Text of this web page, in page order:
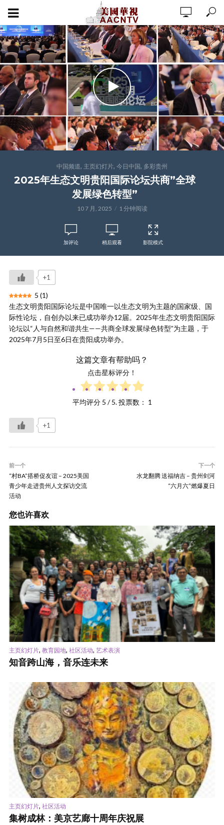
中国频道, 主页幻灯片, 今日中国, 多彩贵州
2025年生态文明贵阳国际论坛共商”全球
发展绿色转型”
10 7 月, 2025 1 分钟阅读
加评论 稍后观看 影院模式
+1
5 (1)
生态文明贵阳国际论坛是中国唯一以生态文明为主题的国家级、国
际性论坛，自创办以来已成功举办12届。2025年生态文明贵阳国际
论坛以“人与自然和谐共生——共商全球发展绿色转型”为主题，于
2025年7月5日至6日在贵阳成功举办。
这篇文章有帮助吗？
点击星标评分！
平均评分 5 / 5. 投票数： 1
+1
前一个
“村BA”搭桥促友谊 – 2025美国
青少年走进贵州人文探访交流
活动
下一个
水龙翻腾 送福纳吉 – 贵州剑河
“六月六”燃爆夏日
您也许喜欢
主页幻灯片, 教育园地, 社区活动, 艺术表演
知音跨山海，音乐连未来
主页幻灯片, 社区活动
集树成林：美京艺廊十周年庆祝展